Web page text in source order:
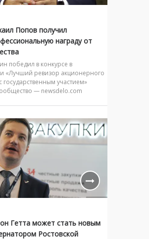
Попов получил
награду от
победил в конкурсе в
«Лучший ревизор акционерного
государственным участием»
— newsdelo.com
Гетта может стать новым
Ростовской